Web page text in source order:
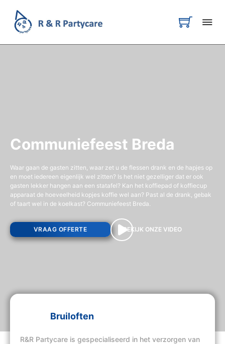
Communiefeest Breda
Waar gaan de gasten zitten, waar zet u de flessen drank en de hapjes op
en moet iedereen eigenlijk wel zitten? Is het niet gezelliger dat er ook
gasten lekker hangen aan een statafel? Kan het koffiepad of koffiecup
apparaat de hoeveelheid kopjes koffie wel aan? Past al de drank, gebak
of taart wel in de koelkast? Communiefeest Breda.
VRAAG OFFERTE BEKIJK ONZE VIDEO
Bruiloften
R&R Partycare is gespecialiseerd in het verzorgen van